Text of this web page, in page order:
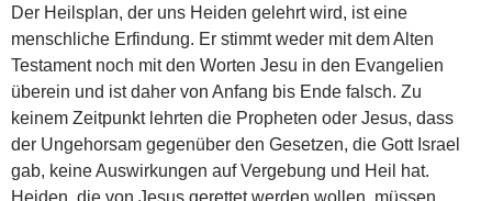
Der Heilsplan, der uns Heiden gelehrt wird, ist eine
menschliche Erfindung. Er stimmt weder mit dem Alten
Testament noch mit den Worten Jesu in den Evangelien
überein und ist daher von Anfang bis Ende falsch. Zu
keinem Zeitpunkt lehrten die Propheten oder Jesus, dass
der Ungehorsam gegenüber den Gesetzen, die Gott Israel
gab, keine Auswirkungen auf Vergebung und Heil hat.